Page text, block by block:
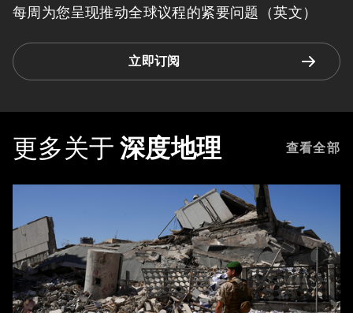
每周为您呈现推动全球议程的紧要问题（英文）
立即订阅
更多关于 深度地理 查看全部